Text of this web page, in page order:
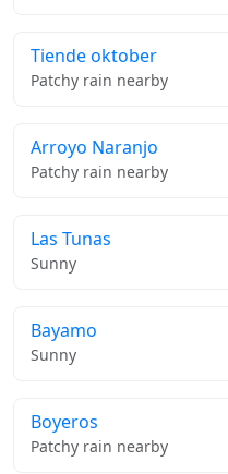
Tiende oktober
Patchy rain nearby
Arroyo Naranjo
Patchy rain nearby
Las Tunas
Sunny
Bayamo
Sunny
Boyeros
Patchy rain nearby